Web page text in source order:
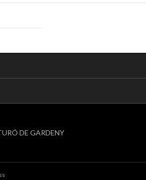
DE GARDENY